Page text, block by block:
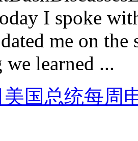
I spoke
me on the
learned ...
美国总统每周